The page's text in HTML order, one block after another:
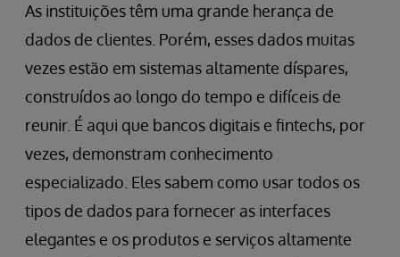
As instituições têm uma grande herança de
dados de clientes. Porém, esses dados muitas
vezes estão em sistemas altamente díspares,
construídos ao longo do tempo e difíceis de
reunir. É aqui que bancos digitais e fintechs, por
vezes, demonstram conhecimento
especializado. Eles sabem como usar todos os
tipos de dados para fornecer as interfaces
elegantes e os produtos e serviços altamente